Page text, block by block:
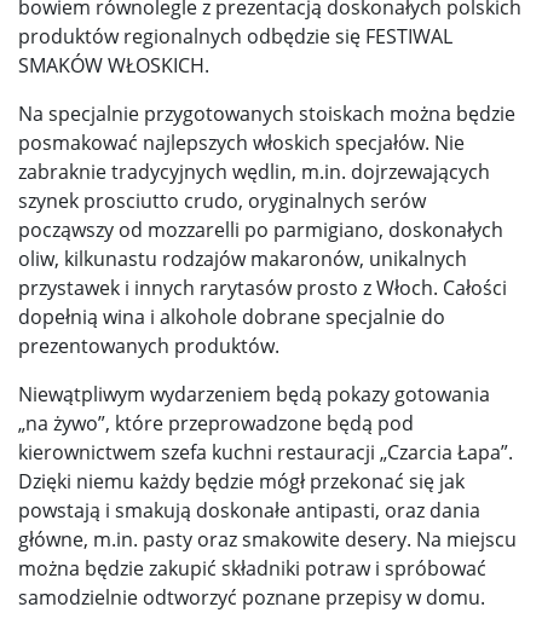
bowiem równolegle z prezentacją doskonałych polskich
produktów regionalnych odbędzie się FESTIWAL
SMAKÓW WŁOSKICH.
Na specjalnie przygotowanych stoiskach można będzie
posmakować najlepszych włoskich specjałów. Nie
zabraknie tradycyjnych wędlin, m.in. dojrzewających
szynek prosciutto crudo, oryginalnych serów
począwszy od mozzarelli po parmigiano, doskonałych
oliw, kilkunastu rodzajów makaronów, unikalnych
przystawek i innych rarytasów prosto z Włoch. Całości
dopełnią wina i alkohole dobrane specjalnie do
prezentowanych produktów.
Niewątpliwym wydarzeniem będą pokazy gotowania
„na żywo”, które przeprowadzone będą pod
kierownictwem szefa kuchni restauracji „Czarcia Łapa”.
Dzięki niemu każdy będzie mógł przekonać się jak
powstają i smakują doskonałe antipasti, oraz dania
główne, m.in. pasty oraz smakowite desery. Na miejscu
można będzie zakupić składniki potraw i spróbować
samodzielnie odtworzyć poznane przepisy w domu.